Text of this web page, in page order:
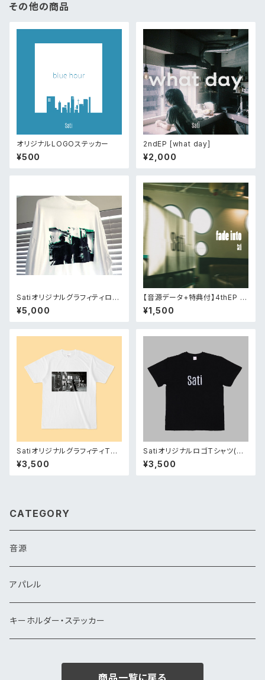
その他の商品
オリジナルLOGOステッカー
¥500
2ndEP [what day]
¥2,000
Satiオリジナルグラフィティロン
ティー
¥5,000
【音源データ+特典付】4thEP [f
ade into]
¥1,500
SatiオリジナルグラフィティTシ
ャツ
¥3,500
SatiオリジナルロゴTシャツ(Bl
ack)
¥3,500
CATEGORY
音源
アパレル
キーホルダー・ステッカー
商品一覧に戻る